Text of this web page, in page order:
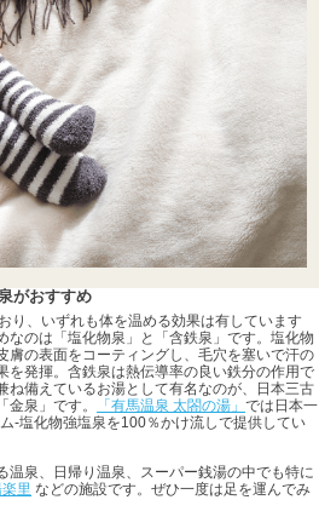
がおすすめ
り、いずれも体を温める効果は有しています
なのは「塩化物泉」と「含鉄泉」です。塩化物
膚の表面をコーティングし、毛穴を塞いで汗の
を発揮。含鉄泉は熱伝導率の良い鉄分の作用で
ね備えているお湯として有名なのが、日本三古
泉」です。
「有馬温泉 太閤の湯」 では日本一
-塩化物強塩泉を100％かけ流しで提供してい
温泉、日帰り温泉、スーパー銭湯の中でも特に
里 などの施設です。ぜひ一度は足を運んでみ